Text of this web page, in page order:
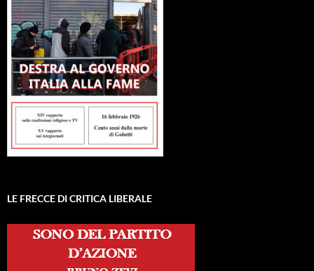
LE FRECCE DI CRITICA LIBERALE